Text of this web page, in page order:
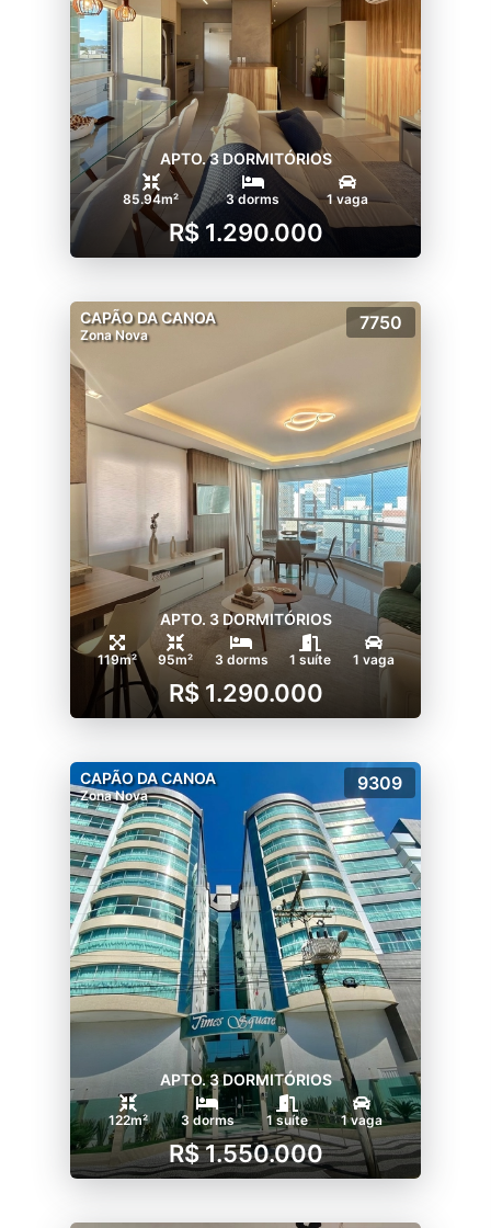
APTO. 3 DORMITÓRIOS
85.94m² 3 dorms 1 vaga
R$ 1.290.000
CAPÃO DA CANOA
Zona Nova
7750
APTO. 3 DORMITÓRIOS
119m² 95m² 3 dorms 1 suíte 1 vaga
R$ 1.290.000
CAPÃO DA CANOA
Zona Nova
9309
APTO. 3 DORMITÓRIOS
122m² 3 dorms 1 suíte 1 vaga
R$ 1.550.000